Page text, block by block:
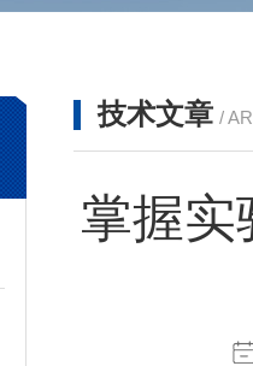
技术文章 /
掌握实